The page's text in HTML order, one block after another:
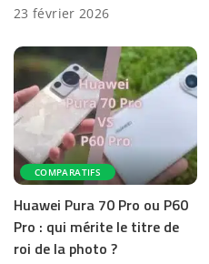
23 février 2026
COMPARATIFS
Huawei Pura 70 Pro ou P60
Pro : qui mérite le titre de
roi de la photo ?